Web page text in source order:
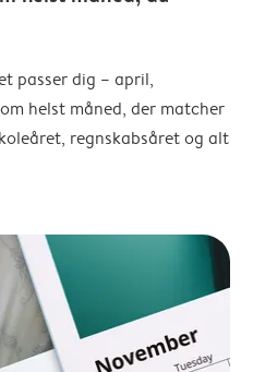
passer dig – april,
helst måned, der matcher
regnskabsåret og alt